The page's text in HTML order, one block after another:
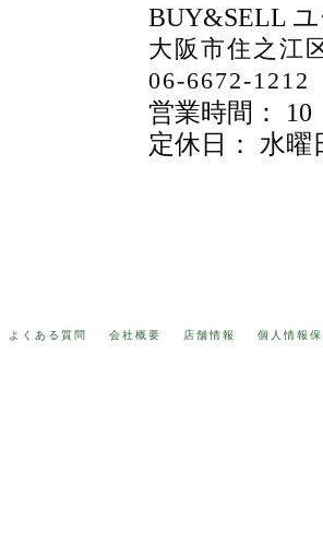
BUY&SELL
大阪市住之江
06-6672-1212
営業時間： 10
定休日： 水曜
よくある質問 会社概要 店舗情報 個人情報